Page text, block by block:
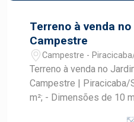
Terreno à venda
Campestre
Campestre -
Terreno à venda no
Campestre | Piracicaba/
m²; - Dimensões de 10